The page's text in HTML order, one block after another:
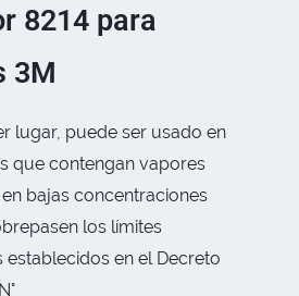
8214 para
3M
lugar, puede ser usado en
que contengan vapores
bajas concentraciones
los límites
establecidos en el Decreto